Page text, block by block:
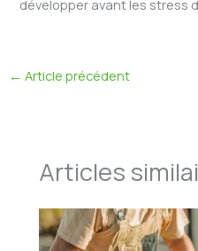
développer avant les stress
← Article précédent
Articles